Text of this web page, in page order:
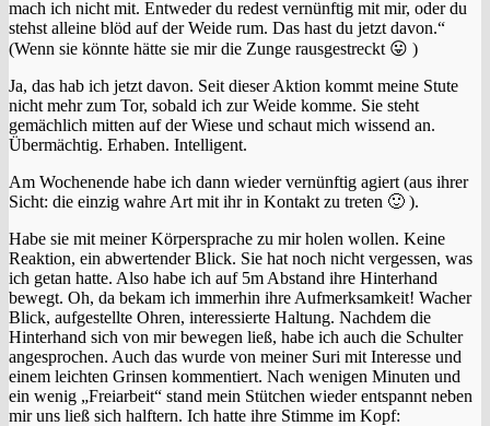
mach ich nicht mit. Entweder du redest vernünftig mit mir, oder du
stehst alleine blöd auf der Weide rum. Das hast du jetzt davon.“
(Wenn sie könnte hätte sie mir die Zunge rausgestreckt 😛 )
Ja, das hab ich jetzt davon. Seit dieser Aktion kommt meine Stute
nicht mehr zum Tor, sobald ich zur Weide komme. Sie steht
gemächlich mitten auf der Wiese und schaut mich wissend an.
Übermächtig. Erhaben. Intelligent.
Am Wochenende habe ich dann wieder vernünftig agiert (aus ihrer
Sicht: die einzig wahre Art mit ihr in Kontakt zu treten 🙂 ).
Habe sie mit meiner Körpersprache zu mir holen wollen. Keine
Reaktion, ein abwertender Blick. Sie hat noch nicht vergessen, was
ich getan hatte. Also habe ich auf 5m Abstand ihre Hinterhand
bewegt. Oh, da bekam ich immerhin ihre Aufmerksamkeit! Wacher
Blick, aufgestellte Ohren, interessierte Haltung. Nachdem die
Hinterhand sich von mir bewegen ließ, habe ich auch die Schulter
angesprochen. Auch das wurde von meiner Suri mit Interesse und
einem leichten Grinsen kommentiert. Nach wenigen Minuten und
ein wenig „Freiarbeit“ stand mein Stütchen wieder entspannt neben
mir uns ließ sich halftern. Ich hatte ihre Stimme im Kopf: